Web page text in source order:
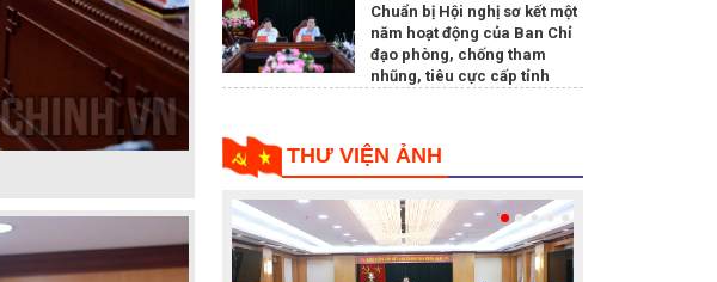
Chuẩn bị Hội nghị sơ kết một
năm hoạt động của Ban Chỉ
đạo phòng, chống tham
nhũng, tiêu cực cấp tỉnh
THƯ VIỆN ẢNH